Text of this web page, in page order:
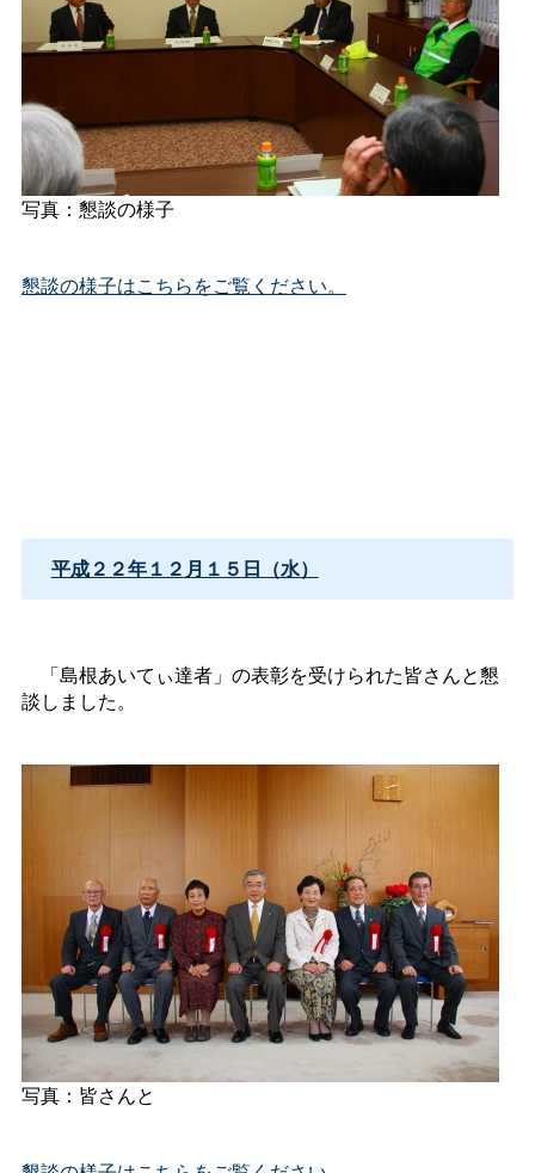
写真：懇談の様子
懇談の様子はこちらをご覧ください。
平成２２年１２月１５日（水）
「島根あいてぃ達者」の表彰を受けられた皆さんと懇
談しました。
写真：皆さんと